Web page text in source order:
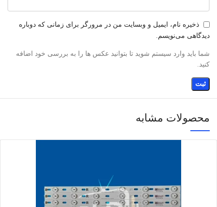
ذخیره نام، ایمیل و وبسایت من در مرورگر برای زمانی که دوباره
دیدگاهی می‌نویسم.
شما باید وارد سیستم شوید تا بتوانید عکس ها را به بررسی خود اضافه
کنید.
محصولات مشابه